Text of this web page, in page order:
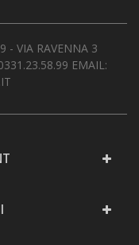
- VIA RAVENNA 3
EMAIL: